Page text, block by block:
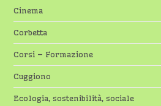
Cinema
Corbetta
Corsi – Formazione
Cuggiono
Ecologia, sostenibilità, sociale